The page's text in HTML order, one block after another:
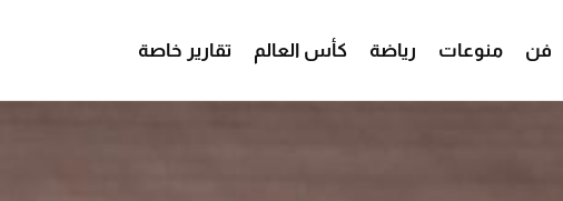
فن منوعات رياضة كأس العالم تقارير خاصة